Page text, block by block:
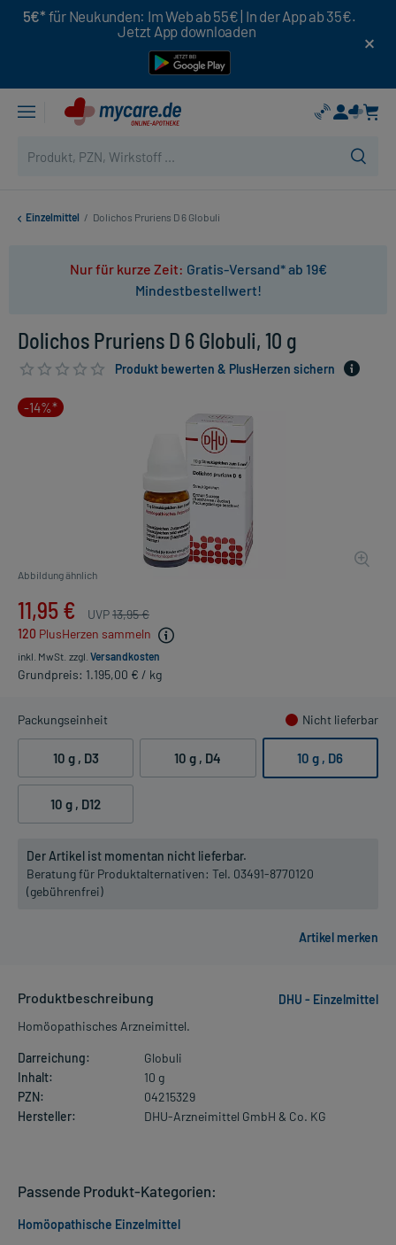
5€* für Neukunden: Im Web ab 55€ | In der App ab 35€.
Jetzt App downloaden
Einzelmittel / Dolichos Pruriens D 6 Globuli
Nur für kurze Zeit: Gratis-Versand* ab 19€
Mindestbestellwert!
Dolichos Pruriens D 6 Globuli, 10 g
Produkt bewerten & PlusHerzen sichern
-14%*
Abbildung ähnlich
11,95 € UVP13,95 €
120 PlusHerzen sammeln
inkl. MwSt. zzgl. Versandkosten
Grundpreis: 1.195,00 € / kg
Packungseinheit Nicht lieferbar
10 g , D3 10 g , D4 10 g , D6
10 g , D12
Der Artikel ist momentan nicht lieferbar.
Beratung für Produktalternativen: Tel. 03491-8770120
(gebührenfrei)
Produktbeschreibung
DHU - Einzelmittel
Homöopathisches Arzneimittel.
Darreichung:
Globuli
Inhalt:
10 g
PZN:
04215329
Hersteller:
DHU-Arzneimittel GmbH & Co. KG
Passende Produkt-Kategorien:
Homöopathische Einzelmittel